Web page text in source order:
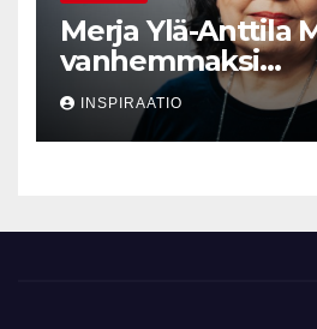
Merja Ylä-Anttila
vanhemmaksi
neuvonantajaksi
INSPIRAATIO